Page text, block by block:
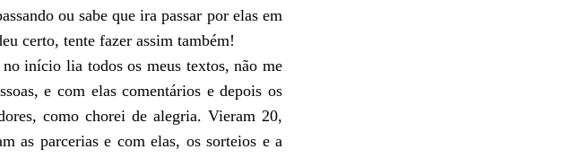
ou sabe que ira passar por elas em
certo, tente fazer assim também!
no início lia todos os meus textos, não me
e com elas comentários e depois os
como chorei de alegria. Vieram 20,
as parcerias e com elas, os sorteios e a